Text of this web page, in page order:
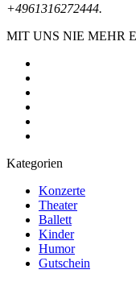
+4961316272444.
MIT UNS NIE MEHR
Kategorien
Konzerte
Theater
Ballett
Kinder
Humor
Gutschein